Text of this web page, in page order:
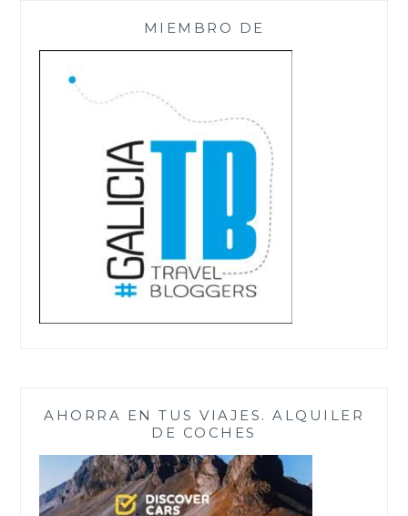
MIEMBRO DE
AHORRA EN TUS VIAJES. ALQUILER
DE COCHES